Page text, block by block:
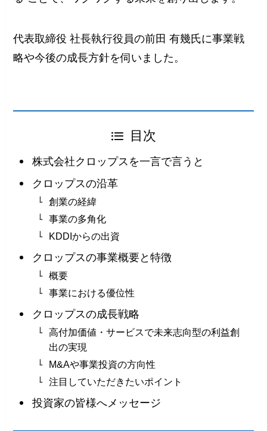
代表取締役 社長執行役員の前田 有幾氏に事業戦
略や今後の成長方針を伺いました。
目次
株式会社クロップスを一言で言うと
クロップスの沿革
創業の経緯
事業の多角化
KDDIからの出資
クロップスの事業概要と特徴
概要
事業における優位性
クロップスの成長戦略
高付加価値・サービスで未来志向型の利益創
出の実現
M&Aや事業投資の方向性
注目していただきたいポイント
投資家の皆様へメッセージ